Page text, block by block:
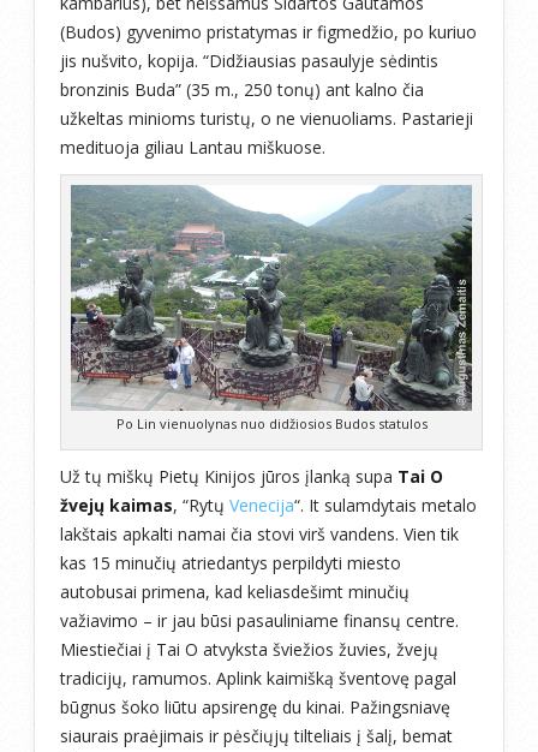
(Budos) gyvenimo pristatymas ir figmedžio, po kuriuo
jis nušvito, kopija. “Didžiausias pasaulyje sėdintis
bronzinis Buda” (35 m., 250 tonų) ant kalno čia
užkeltas minioms turistų, o ne vienuoliams. Pastarieji
medituoja giliau Lantau miškuose.
Po Lin vienuolynas nuo didžiosios Budos statulos
Už tų miškų Pietų Kinijos jūros įlanką supa Tai O
žvejų kaimas, “Rytų Venecija“. It sulamdytais metalo
lakštais apkalti namai čia stovi virš vandens. Vien tik
kas 15 minučių atriedantys perpildyti miesto
autobusai primena, kad keliasdešimt minučių
važiavimo – ir jau būsi pasauliniame finansų centre.
Miestiečiai į Tai O atvyksta šviežios žuvies, žvejų
tradicijų, ramumos. Aplink kaimišką šventovę pagal
būgnus šoko liūtu apsirengę du kinai. Pažingsniavę
siaurais praėjimais ir pėsčiųjų tilteliais į šalį, bemat